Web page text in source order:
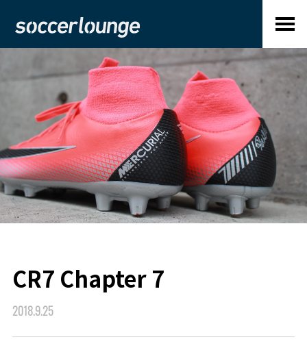
CR7 Chapter 7
2018.9.25